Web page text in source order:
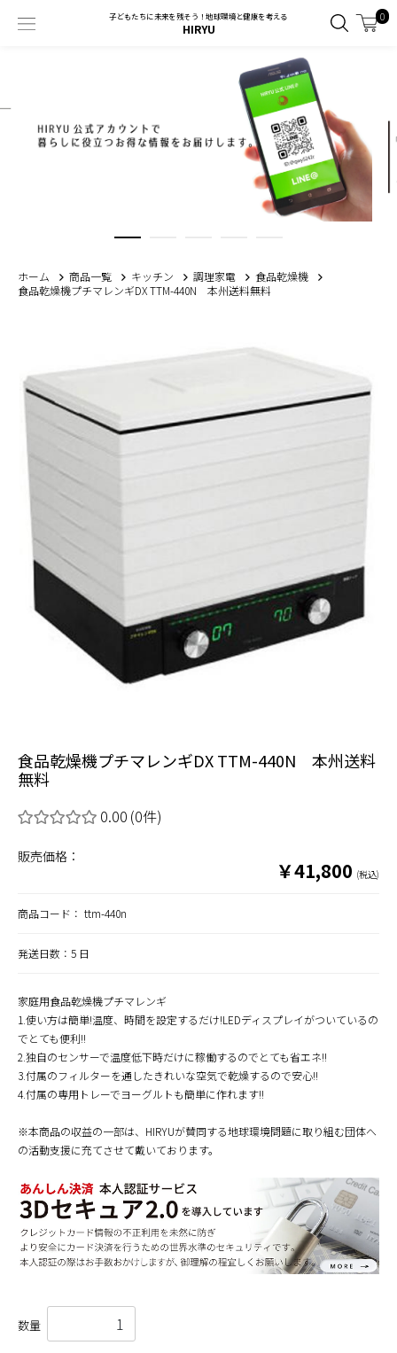
子どもたちに未来を残そう！地球環境と健康を考える
HIRYU
0
ホーム 商品一覧 キッチン 調理家電
食品乾燥機
食品乾燥機プチマレンギDX TTM-440N 本州送料無料
食品乾燥機プチマレンギDX TTM-440N 本州送料
無料
0.00 (0件)
販売価格：
￥41,800 (税込)
商品コード： ttm-440n
発送日数：5 日
家庭用食品乾燥機プチマレンギ
1.使い方は簡単!温度、時間を設定するだけ!LEDディスプレイがついているの
でとても便利!!
2.独自のセンサーで温度低下時だけに稼働するのでとても省エネ!!
3.付属のフィルターを通したきれいな空気で乾燥するので安心!!
4.付属の専用トレーでヨーグルトも簡単に作れます!!
※本商品の収益の一部は、HIRYUが賛同する地球環境問題に取り組む団体へ
の活動支援に充てさせて戴いております。
数量